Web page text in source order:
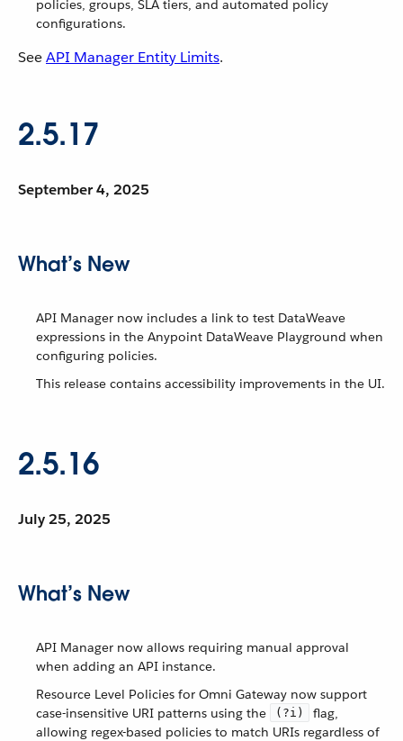
policies, groups, SLA tiers, and automated policy
configurations.
SeeAPI Manager Entity Limits.
2.5.17
September 4, 2025
What’s New
API Manager now includes a link to test DataWeave
expressions in the Anypoint DataWeave Playground when
configuring policies.
This release contains accessibility improvements in the UI.
2.5.16
July 25, 2025
What’s New
API Manager now allows requiring manual approval
when adding an API instance.
Resource Level Policies for Omni Gateway now support
case-insensitive URI patterns using the
(?i)
flag,
allowing regex-based policies to match URIs regardless of